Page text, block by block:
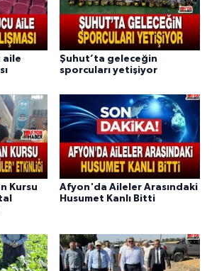
aile
Şuhut’ta geleceğin
sporcuları yetişiyor
Kursu
Afyon'da Aileler Arasındaki
Husumet Kanlı Bitti